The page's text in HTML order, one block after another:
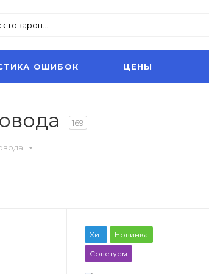
ОШИБОК ЦЕНЫ
169
Хит Новинка
Советуем